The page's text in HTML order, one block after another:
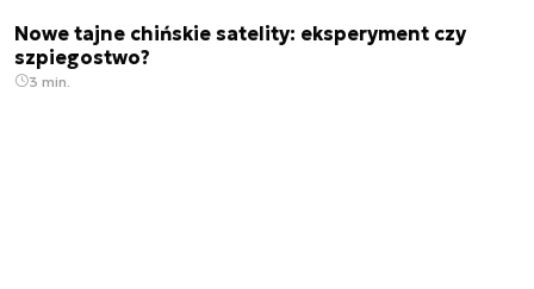
Nowe tajne chińskie satelity: eksperyment czy
szpiegostwo?
3 min.